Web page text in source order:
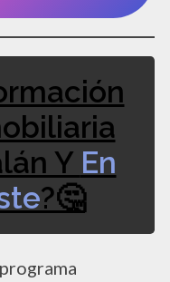
Y En
?🤔​